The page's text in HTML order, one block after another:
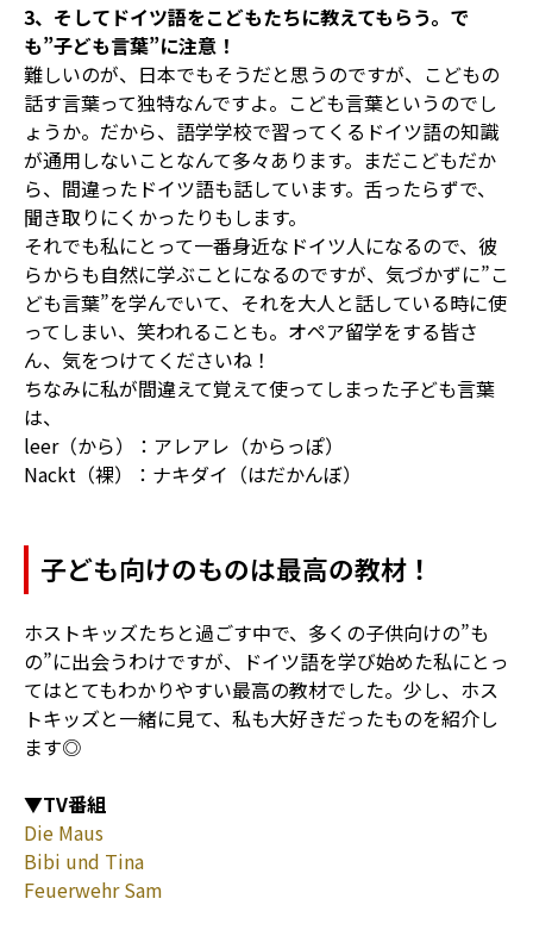
3、そしてドイツ語をこどもたちに教えてもらう。で
も”子ども言葉”に注意！
難しいのが、日本でもそうだと思うのですが、こどもの
話す言葉って独特なんですよ。こども言葉というのでし
ょうか。だから、語学学校で習ってくるドイツ語の知識
が通用しないことなんて多々あります。まだこどもだか
ら、間違ったドイツ語も話しています。舌ったらずで、
聞き取りにくかったりもします。
それでも私にとって一番身近なドイツ人になるので、彼
らからも自然に学ぶことになるのですが、気づかずに”こ
ども言葉”を学んでいて、それを大人と話している時に使
ってしまい、笑われることも。オペア留学をする皆さ
ん、気をつけてくださいね！
ちなみに私が間違えて覚えて使ってしまった子ども言葉
は、
leer（から）：アレアレ（からっぽ）
Nackt（裸）：ナキダイ（はだかんぼ）
子ども向けのものは最高の教材！
ホストキッズたちと過ごす中で、多くの子供向けの”も
の”に出会うわけですが、ドイツ語を学び始めた私にとっ
てはとてもわかりやすい最高の教材でした。少し、ホス
トキッズと一緒に見て、私も大好きだったものを紹介し
ます◎
▼TV番組
Die Maus
Bibi und Tina
Feuerwehr Sam